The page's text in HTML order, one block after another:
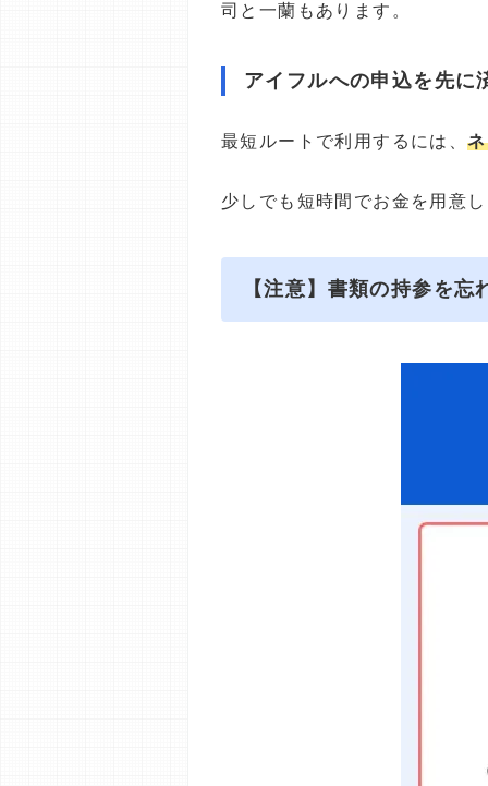
司と一蘭もあります。
アイフルへの申込を先に
最短ルートで利用するには、
少しでも短時間でお金を用意
【注意】書類の持参を忘